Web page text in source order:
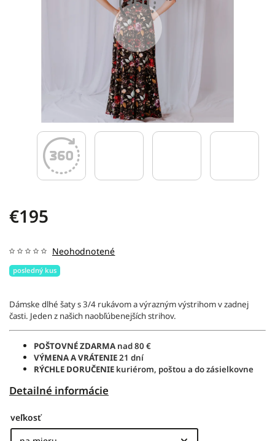
€195
posledný kus
Neohodnotené
Dámske dlhé šaty s 3/4 rukávom a výrazným výstrihom v zadnej
časti. Jeden z našich naobľúbenejších strihov.
POŠTOVNÉ ZDARMA nad 80 €
VÝMENA A VRÁTENIE21 dní
RÝCHLE DORUČENIE kuriérom, poštou a do zásielkovne
Detailné informácie
veľkosť